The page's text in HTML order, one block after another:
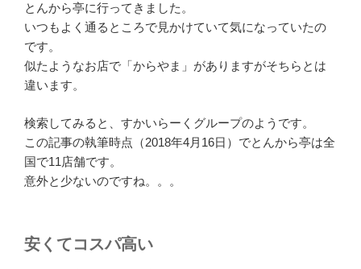
とんから亭に行ってきました。
いつもよく通るところで見かけていて気になっていたの
です。
似たようなお店で「からやま」がありますがそちらとは
違います。
検索してみると、すかいらーくグループのようです。
この記事の執筆時点（2018年4月16日）でとんから亭は全
国で11店舗です。
意外と少ないのですね。。。
安くてコスパ高い